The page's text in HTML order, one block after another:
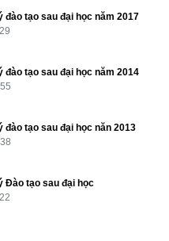
tạo sau đại học năm 2017
tạo sau đại học năm 2014
tạo sau đại học năn 2013
Đào tạo sau đại học